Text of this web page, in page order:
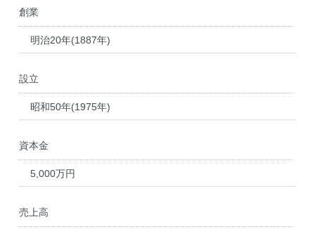
創業
明治20年(1887年)
設立
昭和50年(1975年)
資本金
5,000万円
売上高